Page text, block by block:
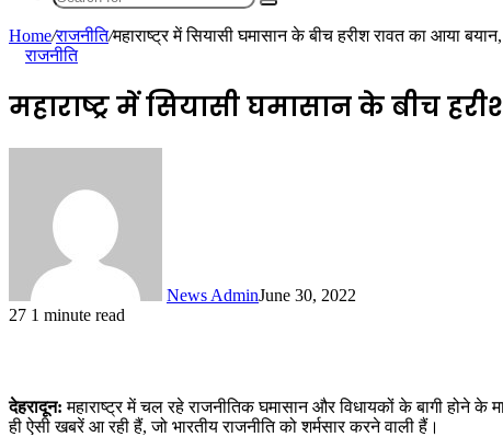
Search
Home/राजनीति/महाराष्ट्र में सियासी घमासान के बीच हरीश रावत का आया
राजनीति
महाराष्ट्र में सियासी घमासान के बीच
News AdminJune 30, 2022
27 1 minute read
देहरादून: महाराष्ट्र में चल रहे राजनीतिक घमासान और विधायकों के बागी होने के
ही ऐसी खबरें आ रही हैं, जो भारतीय राजनीति को शर्मसार करने वाली हैं।